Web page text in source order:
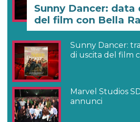
Sunny Dancer: data
del film con Bella
Sunny Dancer:
di uscita del film
Marvel Studios
annunci